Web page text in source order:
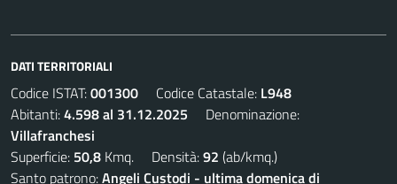
DATI TERRITORIALI
Codice ISTAT:001300 Codice Catastale: L948
Abitanti:4.598 al 31.12.2025 Denominazione:
Villafranchesi
Superficie: 50,8 Kmq. Densità:92 (ab/kmq.)
Santo patrono:Angeli Custodi - ultima domenica di